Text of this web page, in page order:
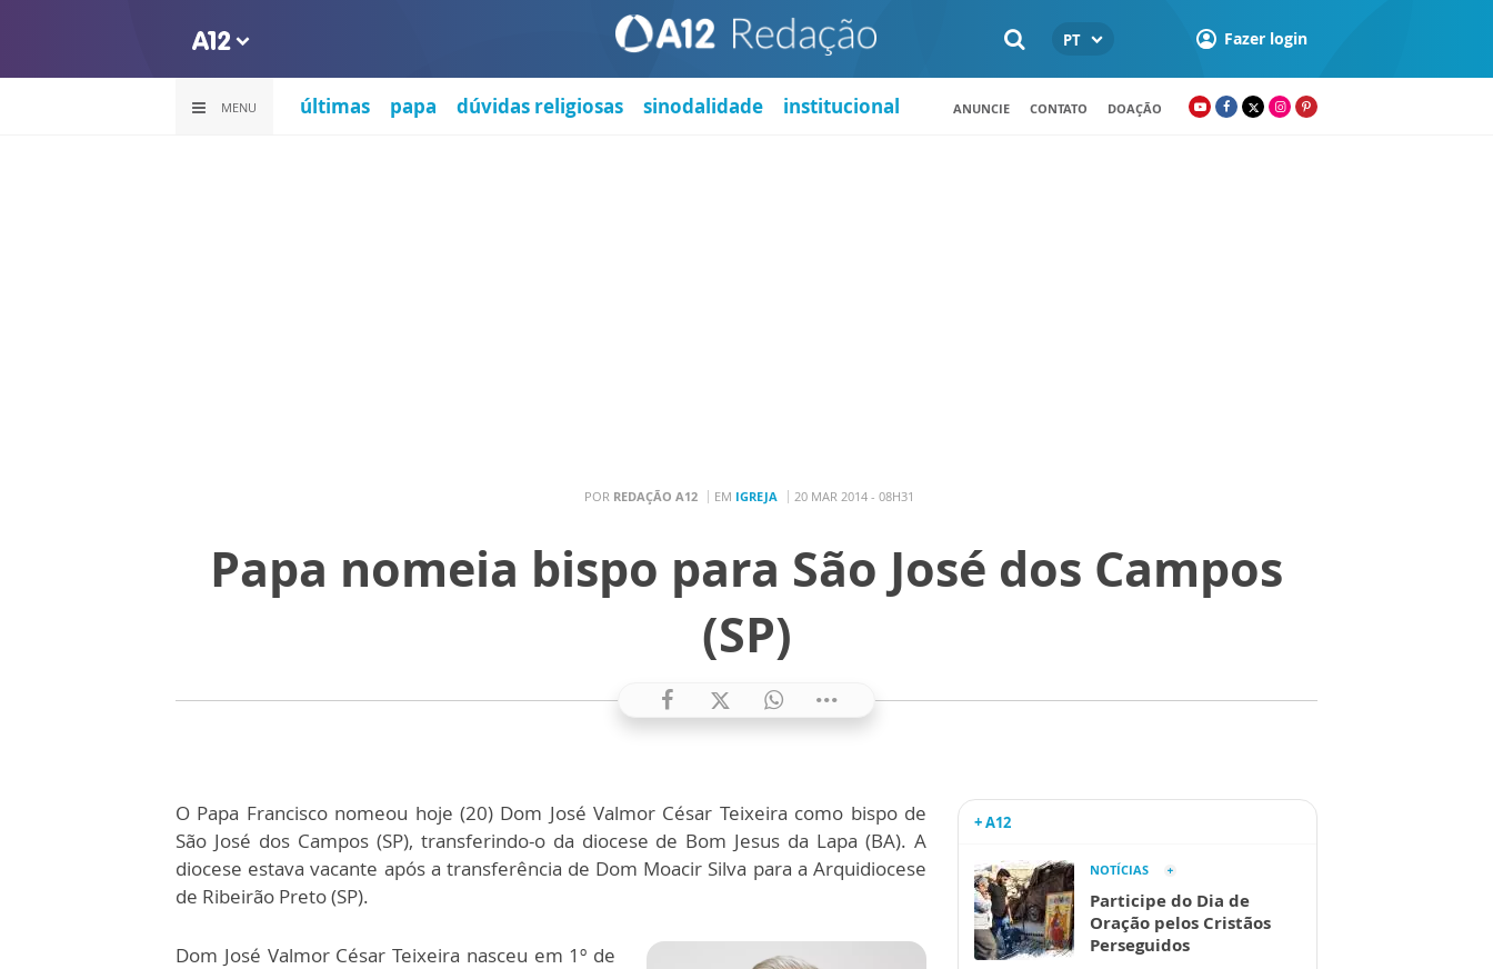
PT Fazer login
MENU últimas papa dúvidas religiosas sinodalidade institucional ANUNCIE CONTATO DOAÇÃO
POR REDAÇÃO A12 EM IGREJA 20 MAR 2014 - 08H31
Papa nomeia bispo para São José dos Campos
(SP)
O Papa Francisco nomeou hoje (20) Dom José Valmor César Teixeira como bispo de
São José dos Campos (SP), transferindo-o da diocese de Bom Jesus da Lapa (BA). A
diocese estava vacante após a transferência de Dom Moacir Silva para a Arquidiocese
de Ribeirão Preto (SP).
Dom José Valmor César Teixeira nasceu em 1º de
+ A12
NOTÍCIAS
Participe do Dia de
Oração pelos Cristãos
Perseguidos